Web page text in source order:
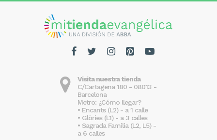
Visita nuestra tienda
C/Cartagena 180 - 08013 -
Barcelona
Metro: ¿Cómo llegar?
• Encants (L2) - a 1 calle
• Glòries (L1) - a 3 calles
• Sagrada Familia (L2, L5) -
a 6 calles